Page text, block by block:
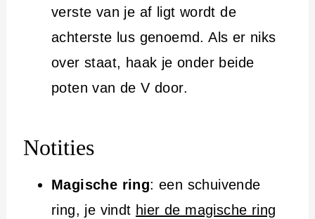
verste van je af ligt wordt de
achterste lus genoemd. Als er niks
over staat, haak je onder beide
poten van de V door.
Notities
Magische ring: een schuivende
ring, je vindt hier de magische ring